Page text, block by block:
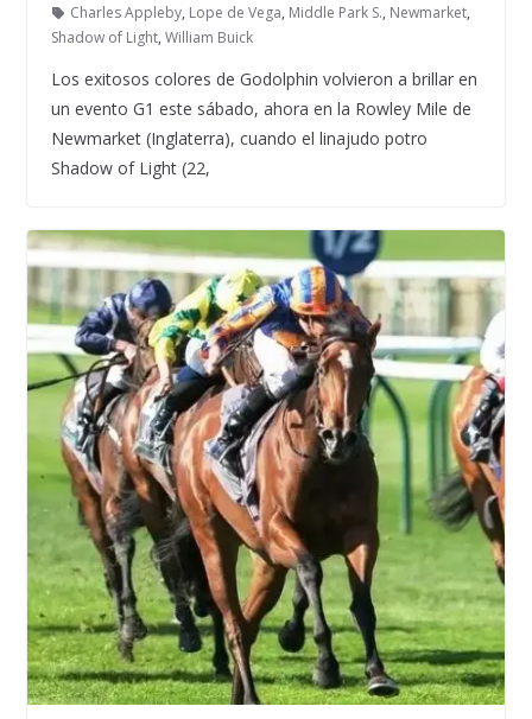
Charles Appleby, Lope de Vega, Middle Park S., Newmarket,
Shadow of Light, William Buick
Los exitosos colores de Godolphin volvieron a brillar en
un evento G1 este sábado, ahora en la Rowley Mile de
Newmarket (Inglaterra), cuando el linajudo potro
Shadow of Light (22,